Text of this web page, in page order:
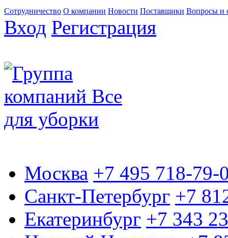
Сотрудничество О компании Новости Поставщики Вопросы и
Вход Регистрация
Москва +7 495 718-79-
Санкт-Петербург +7
Екатеринбург +7 343